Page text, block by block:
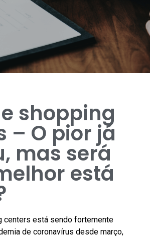
shopping
– O pior já
mas será
está
centers está sendo fortemente
de coronavírus desde março,